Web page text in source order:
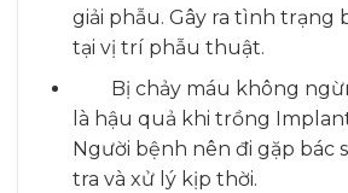
giải phẫu. Gây ra tình trạng
tại vị trí phẫu thuật.
Bị chảy máu không
là hậu quả khi trồng
Người bệnh nên đi gặp bác
tra và xử lý kịp thời.